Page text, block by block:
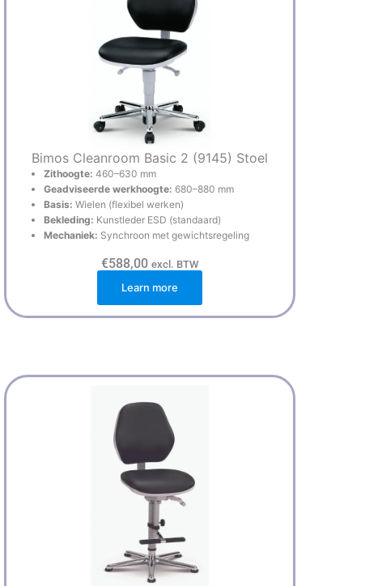
Bimos Cleanroom Basic 2 (9145) Stoel
Zithoogte: 460–630 mm
Geadviseerde werkhoogte: 680–880 mm
Basis: Wielen (flexibel werken)
Bekleding: Kunstleder ESD (standaard)
Mechaniek: Synchroon met gewichtsregeling
€588,00 excl. BTW
Learn more